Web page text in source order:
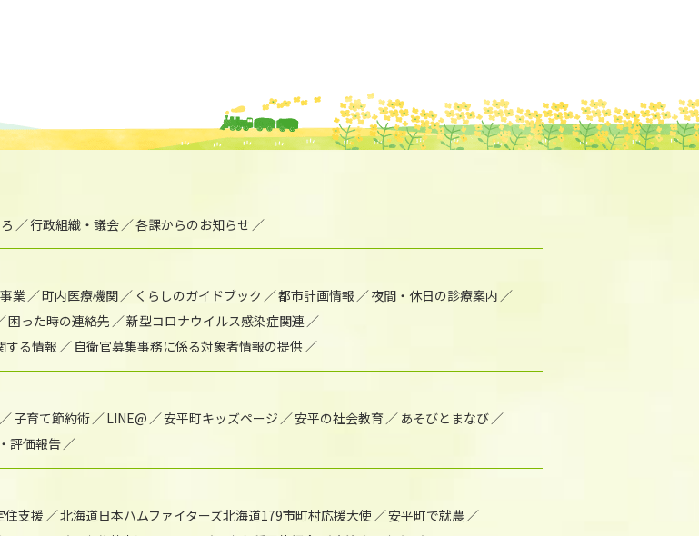
行政組織・議会 各課からのお知らせ
業 町内医療機関 くらしのガイドブック 都市計画情報
夜間・休日の診療案内
困った時の連絡先
新型コロナウイルス感染症関連
する情報 自衛官募集事務に係る対象者情報の提供
子育て節約術 LINE@ 安平町キッズページ 安平の社会教育
あそびとまなび
評価報告
住支援 北海道日本ハムファイターズ北海道179市町村応援大使
安平町で就農